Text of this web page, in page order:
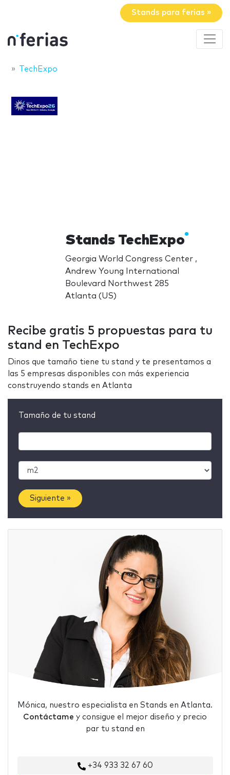
Stands para ferias »
TechExpo
Stands TechExpo
Georgia World Congress Center ,
Andrew Young International
Boulevard Northwest 285
Atlanta (US)
Recibe gratis 5 propuestas para tu
stand en TechExpo
Dinos que tamaño tiene tu stand y te presentamos a
las 5 empresas disponibles con más experiencia
construyendo stands en Atlanta
Tamaño de tu stand
Siguiente »
Mónica, nuestro especialista en Stands en Atlanta.
Contáctame y consigue el mejor diseño y precio
par tu stand en
+34 933 32 67 60